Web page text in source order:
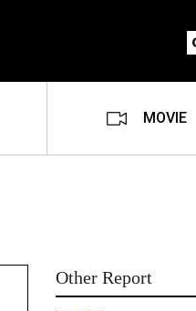
MOVIE
Other Report